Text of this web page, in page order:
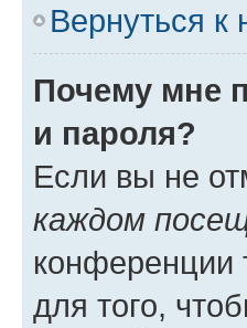
Вернуться к
Почему мне
и пароля?
Если вы не
каждом
конференции
для того,